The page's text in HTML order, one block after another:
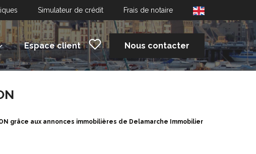
Simulateur de crédit Frais de notaire
Espace client Nous contacter
grâce aux annonces immobilières de Delamarche Immobilier